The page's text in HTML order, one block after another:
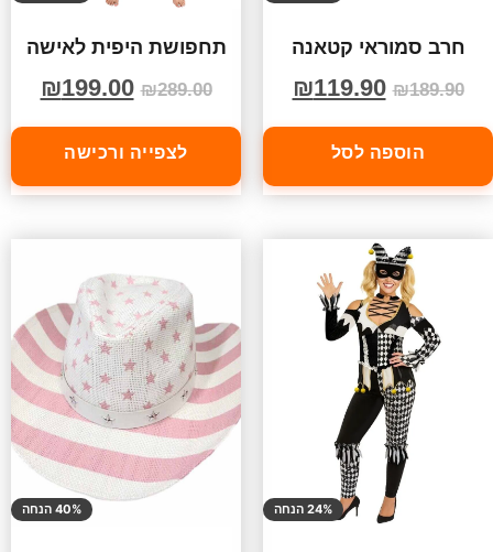
חרב סמוראי קטאנה
₪189.90
₪119.90
הוספה לסל
תחפושת היפית לאישה
₪289.00
₪199.00
לצפייה ורכישה
24% הנחה 40% הנחה